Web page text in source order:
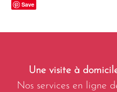
Save
Une visite à
Nos services en ligne